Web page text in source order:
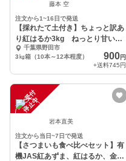
藤本 空
注文から1~16日で発送
【採れたて土付き】ちょっと訳あ
り紅はるか3kg ねっとり甘いさ
つまいも
千葉県野田市
3㎏箱（10本～12本程度）
900円
+送料745円
注
文
受
付
停
止
中
岩本直美
注文から当日~7日で発送
【さつまいも食べ比べセット】有
機JAS紅あずま、紅はるか、金